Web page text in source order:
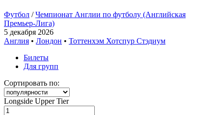
Футбол /Чемпионат Англии по футболу (Английская
Премьер-Лига)
5 декабря 2026
Англия • Лондон • Тоттенхэм Хотспур Стэдиум
Билеты
Для групп
Сортировать по:
Longside Upper Tier